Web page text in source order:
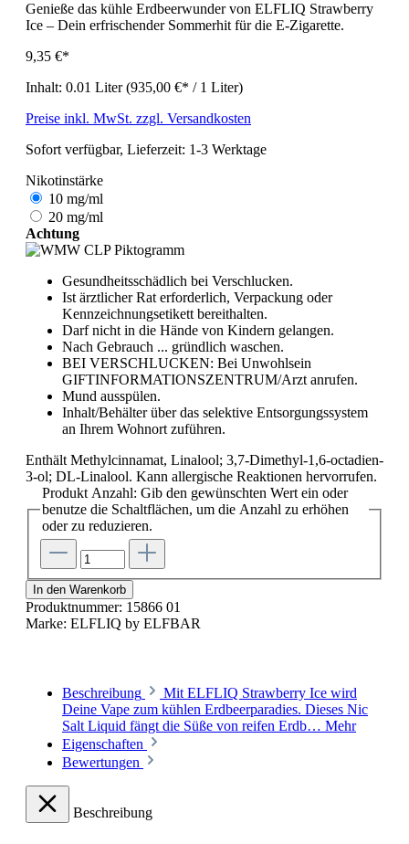
Genieße das kühle Erdbeerwunder von ELFLIQ Strawberry
Ice – Dein erfrischender Sommerhit für die E-Zigarette.
9,35 €*
Inhalt: 0.01 Liter(935,00 €* / 1 Liter)
Preise inkl. MwSt. zzgl. Versandkosten
Sofort verfügbar, Lieferzeit: 1-3 Werktage
Nikotinstärke
10 mg/ml
20 mg/ml
Achtung
Gesundheitsschädlich bei Verschlucken.
Ist ärztlicher Rat erforderlich, Verpackung oder
Kennzeichnungsetikett bereithalten.
Darf nicht in die Hände von Kindern gelangen.
Nach Gebrauch ... gründlich waschen.
BEI VERSCHLUCKEN: Bei Unwohlsein
GIFTINFORMATIONSZENTRUM/Arzt anrufen.
Mund ausspülen.
Inhalt/Behälter über das selektive Entsorgungssystem
an Ihrem Wohnort zuführen.
Enthält Methylcinnamat, Linalool; 3,7-Dimethyl-1,6-octadien-
3-ol; DL-Linalool. Kann allergische Reaktionen hervorrufen.
Produkt Anzahl: Gib den gewünschten Wert ein oder
benutze die Schaltflächen, um die Anzahl zu erhöhen
oder zu reduzieren.
In den Warenkorb
Produktnummer: 15866 01
Marke: ELFLIQ by ELFBAR
Beschreibung
Mit ELFLIQ Strawberry Ice wird
Deine Vape zum kühlen Erdbeerparadies. Dieses Nic
Salt Liquid fängt die Süße von reifen Erdb… Mehr
Eigenschaften
Bewertungen
Beschreibung